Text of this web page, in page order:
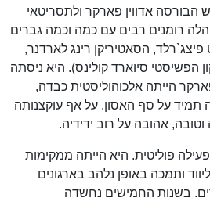
אדווין פארקר ולתסריטאי
רומנים רבים עם כמה וכמה גברים
הסאטיריקן רינג לארדנר,
הפשיסטי סיוארד קולינס). היא ניסתה
הייתה אלכוהוליסטית כבדה,
תמיד על סף האסון. על אף עוקצנותה
אהובה על רוב ידידיה.
פוליטית. היא הייתה ממקימות
ותמכה באופן נלהב בארגונים
בשנות החמישים נחשדה